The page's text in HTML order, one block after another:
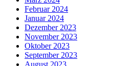
Februar 2024
Januar 2024
Dezember 2023
November 2023
Oktober 2023
September 2023
August 2023